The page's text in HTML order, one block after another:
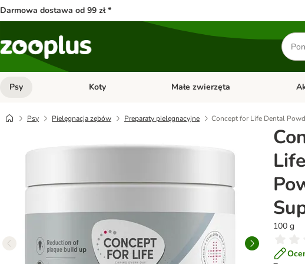
Darmowa dostawa od 99 zł *
Szukaj
Psy Otwórz menu kategorii: Psy
Koty Otwórz menu kategorii: Koty
Małe zwierzęta
Psy Pielęgnacja zębów Preparaty pielęgnacyjne Concept for Life Dental
100 g